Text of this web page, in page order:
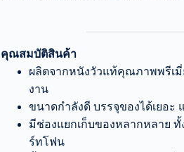
คุณสมบัติสินค้า
ผลิตจากหนังวัวแท้คุณภาพพรีเ
งาน
ขนาดกำลังดี บรรจุของได้เยอะ
มีช่องแยกเก็บของหลากหลาย
ร์ทโฟน